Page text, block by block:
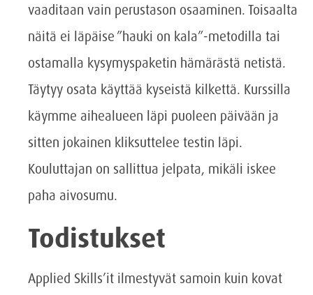
vaaditaan vain perustason osaaminen. Toisaalta
näitä ei läpäise ”hauki on kala”-metodilla tai
ostamalla kysymyspaketin hämärästä netistä.
Täytyy osata käyttää kyseistä kilkettä. Kurssilla
käymme aihealueen läpi puoleen päivään ja
sitten jokainen kliksuttelee testin läpi.
Kouluttajan on sallittua jelpata, mikäli iskee
paha aivosumu.
Todistukset
Applied Skills’it ilmestyvät samoin kuin kovat